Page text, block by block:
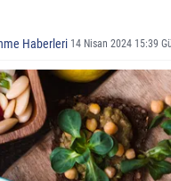
Haberleri 14 Nisan 2024 15:39